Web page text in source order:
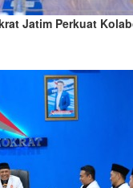
Jatim Perkuat